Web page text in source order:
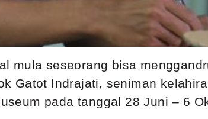
mula seseorang bisa
Gatot Indrajati, seniman
pada tanggal 28 Juni – 6